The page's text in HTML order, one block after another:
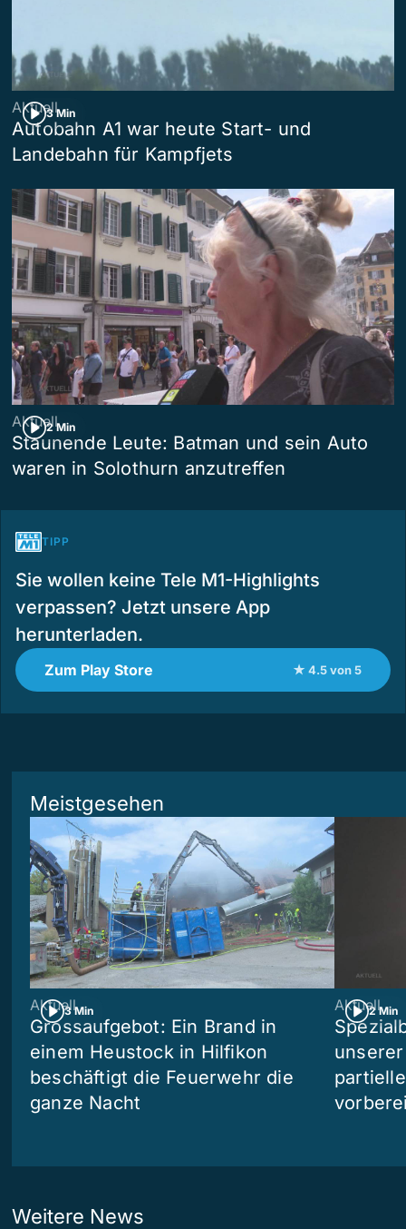
3 Min
Aktuell
Autobahn A1 war heute Start- und
Landebahn für Kampfjets
2 Min
Aktuell
Staunende Leute: Batman und sein Auto
waren in Solothurn anzutreffen
TIPP
Sie wollen keine Tele M1-Highlights
verpassen? Jetzt unsere App
herunterladen.
Zum Play Store ★ 4.5 von 5
Meistgesehen
3 Min
Aktuell
Grossaufgebot: Ein Brand in
einem Heustock in Hilfikon
beschäftigt die Feuerwehr die
ganze Nacht
2 Min
Aktuell
Weitere News